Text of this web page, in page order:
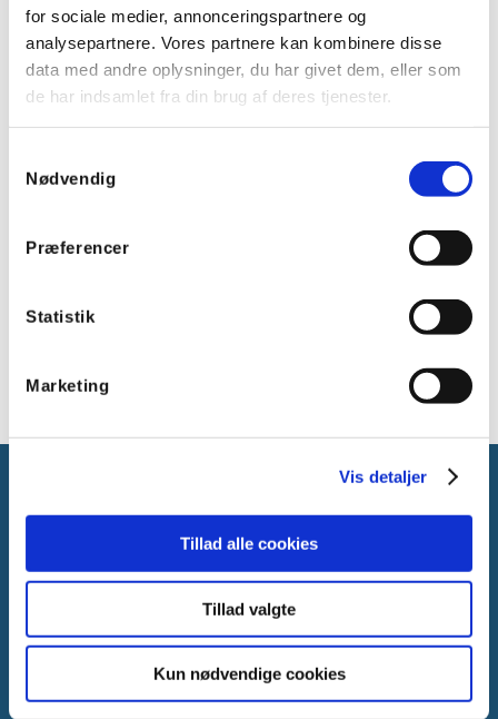
for sociale medier, annonceringspartnere og
analysepartnere. Vores partnere kan kombinere disse
data med andre oplysninger, du har givet dem, eller som
de har indsamlet fra din brug af deres tjenester.
Nødvendig
Præferencer
Statistik
Marketing
Vis detaljer
Tillad alle cookies
Tillad valgte
Kun nødvendige cookies
UGR: ≤19
Effektivitet: 139 lm/W
Lumen: 1110lm
SDCM: ≤3
LED levetid, L90 (h): 80.000 timer
Driver levetid (h): 100.000 timer
Materiale: Plast ASA
Farve: Hvid RAL 9016
2605 Brøndby, Danmark
CVR: DK-25695801
+45 44 85 90 00
E-mail:info@vanpee.dk